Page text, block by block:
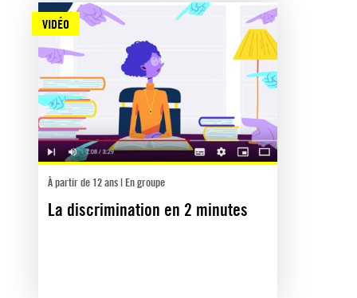
VIDÉO
À partir de 12 ans | En groupe
La discrimination en 2 minutes